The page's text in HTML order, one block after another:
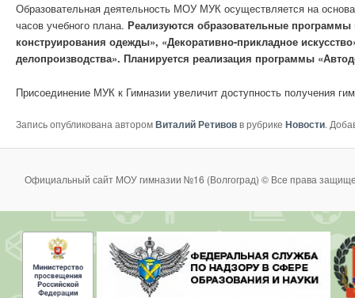
Образовательная деятельность МОУ МУК осуществляется на
часов учебного плана. Реализуются образовательные
конструирования одежды», «Декоративно-прикладное
делопроизводства». Планируется реализация программы
Присоединение МУК к Гимназии увеличит доступность получения
Запись опубликована авторомВиталий Ретивовв рубрике Новости.
Официальный сайт МОУ гимназии №16 (Волгоград) © Все права